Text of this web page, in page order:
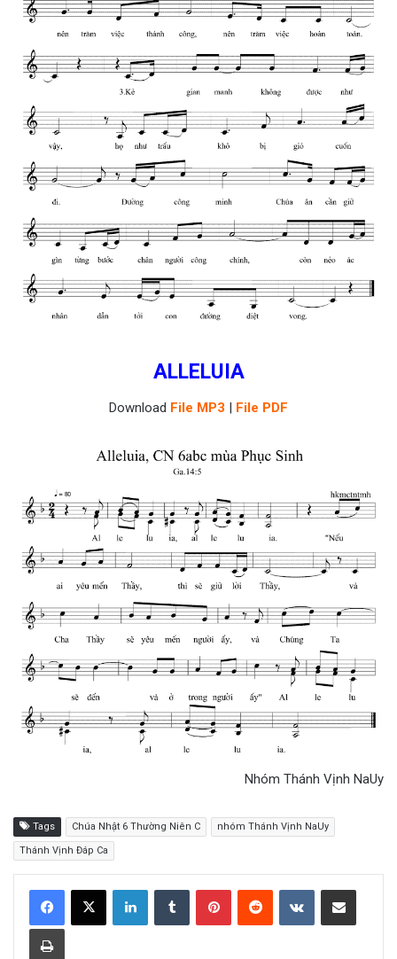
ALLELUIA
Download File MP3 | File PDF
Nhóm Thánh Vịnh NaUy
Tags Chúa Nhật 6 Thường Niên C nhóm Thánh Vịnh NaUy
Thánh Vịnh Đáp Ca